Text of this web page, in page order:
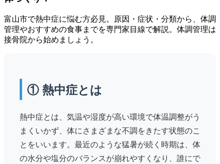
富山市で熱中症に悩む方必見。原因・症状・分類から、体調
管理やおすすめの食事までを専門家目線で解説。体調管理は
接骨院から始めましょう。
① 熱中症とは
熱中症とは、気温や湿度が高い環境で体温調整がう
まくいかず、体にさまざまな不調をきたす状態のこ
とをいいます。最近のような猛暑が続く時期は、体
の水分や塩分のバランスが崩れやすくなり、誰にで